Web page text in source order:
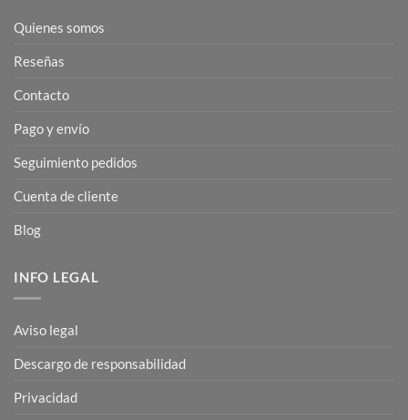
Quienes somos
Reseñas
Contacto
Pago y envío
Seguimiento pedidos
Cuenta de cliente
Blog
INFO LEGAL
Aviso legal
Descargo de responsabilidad
Privacidad